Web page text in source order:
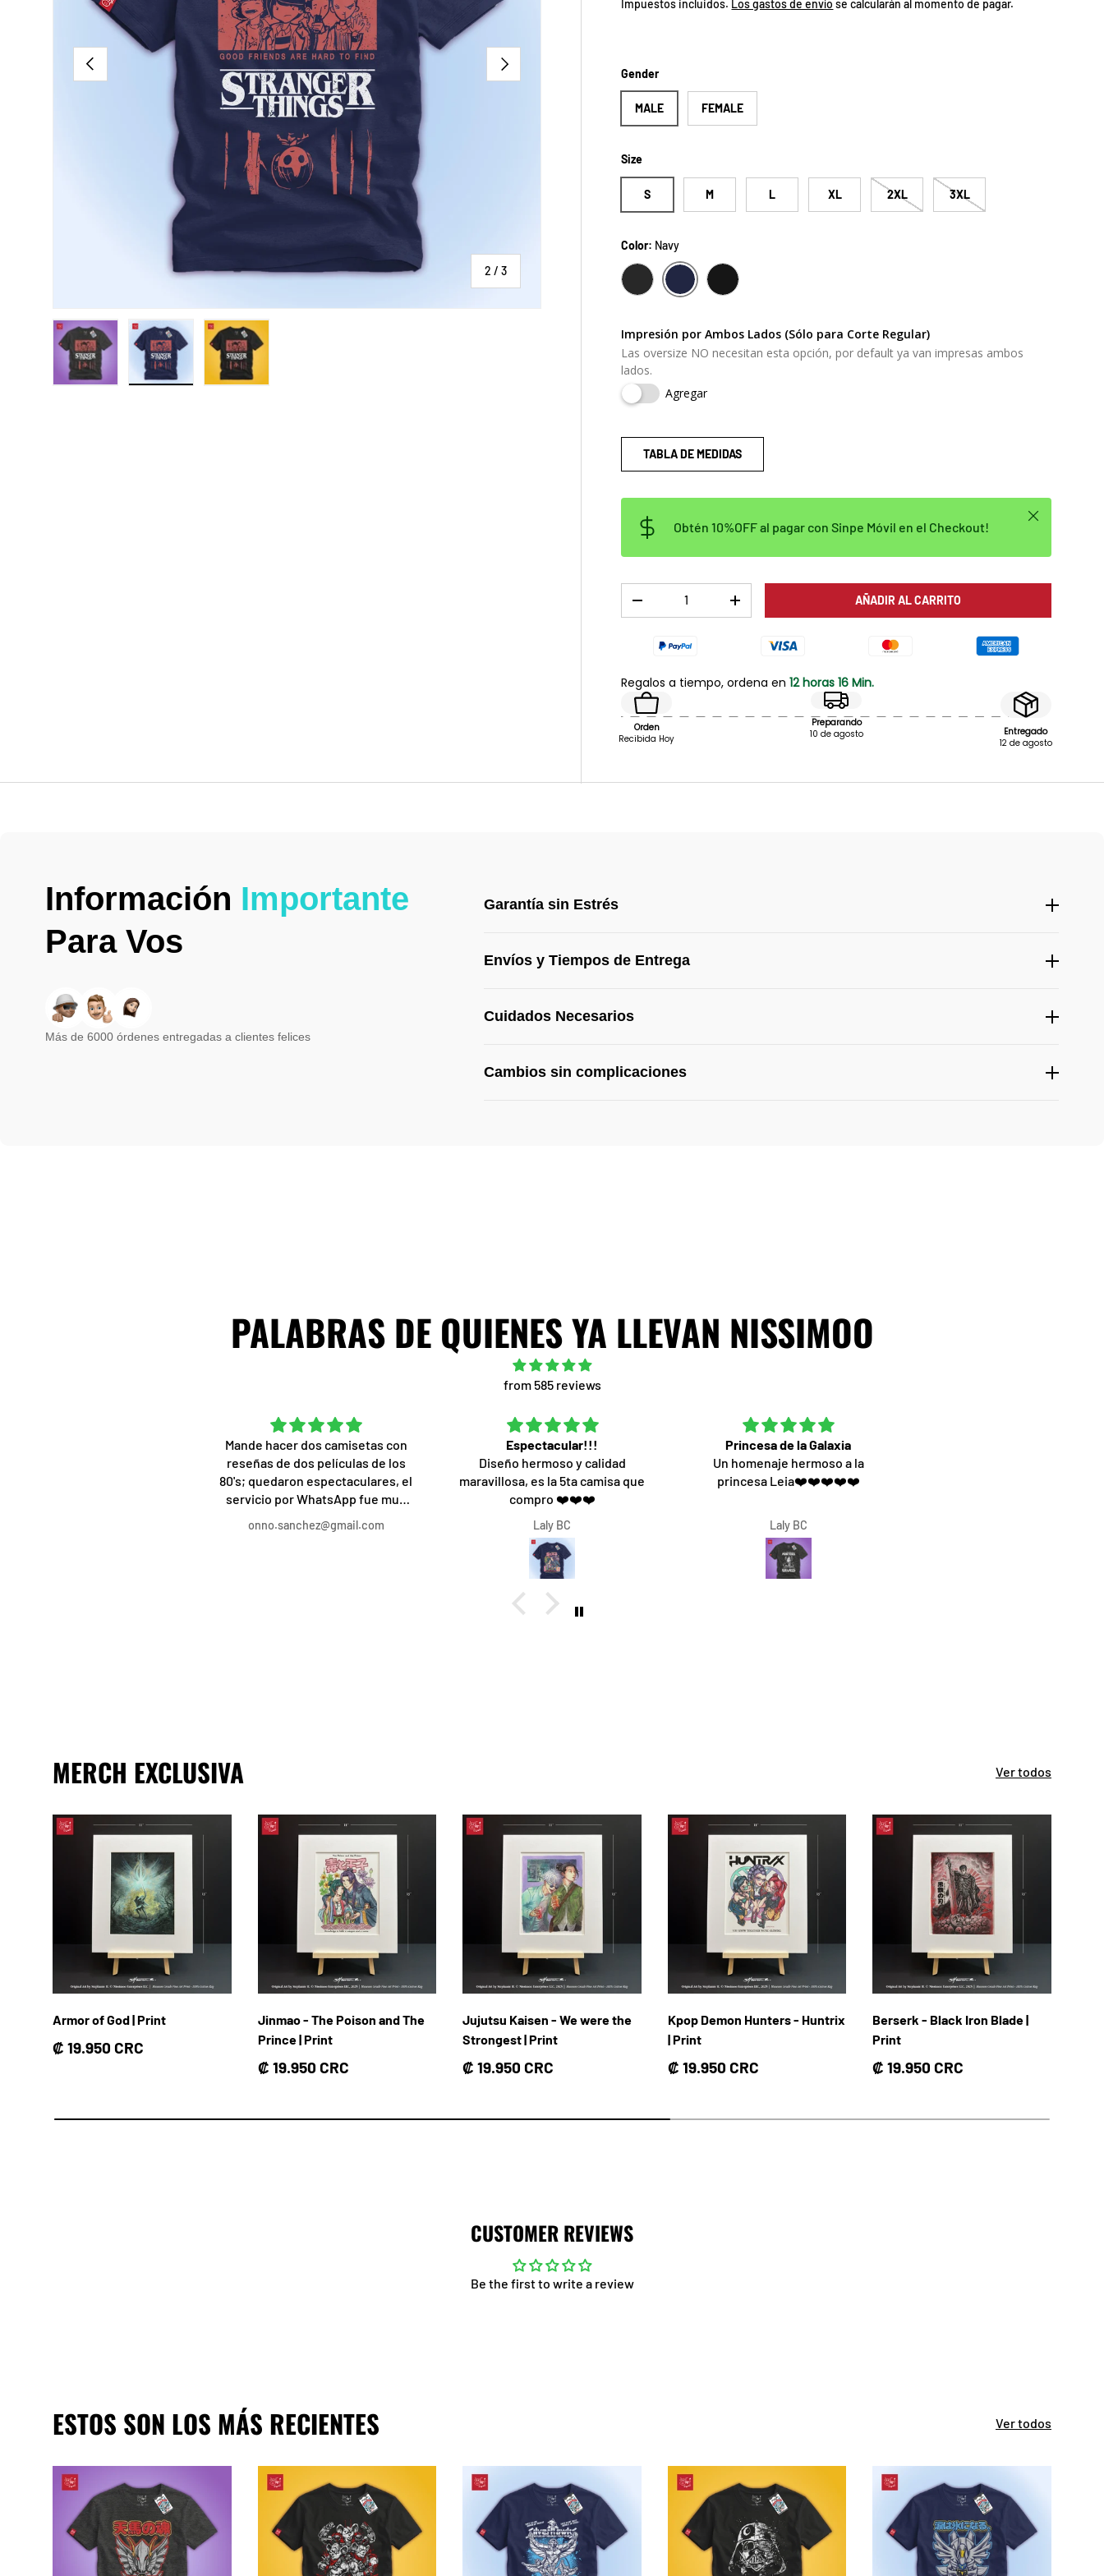
ANTERIOR
2 /de
3
SIGUIENTE
Impuestos incluidos. Los gastos de envío se calcularán al momento de pagar.
Gender
MALE FEMALE
Size
S M L XL 2XL 3XL
Color: Navy
CHARCOAL GREY
NAVY SOLID BLACK
Impresión por Ambos Lados (Sólo para Corte Regular)
Las oversize NO necesitan esta opción, por default ya van impresas ambos
lados.
Agregar
TABLA DE MEDIDAS
Obtén 10%OFF al pagar con Sinpe Móvil en el Checkout!
Cerrar
DISMINUIR CANTIDADAUMENTAR LA CANTIDADAÑADIR AL CARRITO
Regalos a tiempo, ordena en12 horas 16 Min.
Orden
Recibida Hoy
Preparando
10 de agosto
Entregado
12 de agosto
Información Importante
Para Vos
Más de 6000 órdenes entregadas a clientes felices
Garantía sin Estrés
Envíos y Tiempos de Entrega
Cuidados Necesarios
Cambios sin complicaciones
PALABRAS DE QUIENES YA LLEVAN NISSIMOO
from 585 reviews
Mande hacer dos camisetas con
reseñas de dos películas de los
80's; quedaron espectaculares, el
servicio por WhatsApp fue muy
profesional, acorde a lo que
solicite, la personalización de una
onno.sanchez@gmail.com
Espectacular!!!
Diseño hermoso y calidad
maravillosa, es la 5ta camisa que
compro ❤️❤️❤️
Laly BC
Princesa de la Galaxia
Un homenaje hermoso a la
princesa Leia❤️❤️❤️❤️❤️
Laly BC
MERCH EXCLUSIVA Ver todos
Armor of God | Print
Precio normal
₡ 19.950 CRC
Jinmao - The Poison and The
Prince | Print
Precio normal
₡ 19.950 CRC
Jujutsu Kaisen - We were the
Strongest | Print
Precio normal
₡ 19.950 CRC
Kpop Demon Hunters - Huntrix
| Print
Precio normal
₡ 19.950 CRC
Berserk - Black Iron Blade |
Print
Precio normal
₡ 19.950 CRC
CUSTOMER REVIEWS
Be the first to write a review
ESTOS SON LOS MÁS RECIENTES Ver todos